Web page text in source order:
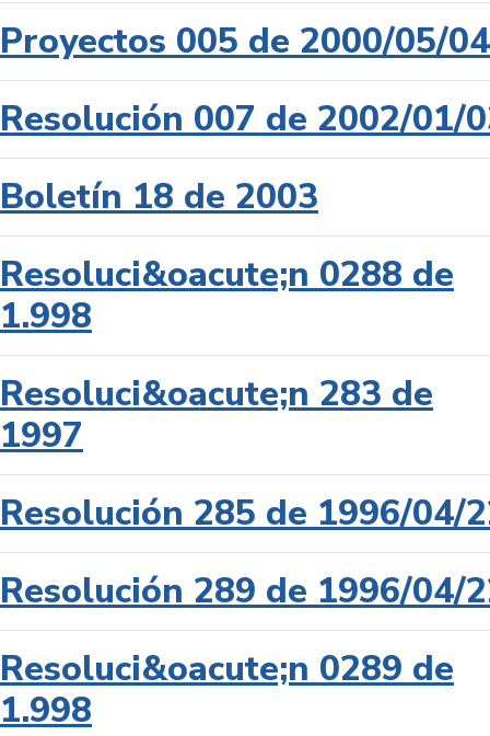
Proyectos 005 de 2000/05/04
Resolución 007 de 2002/01/
Boletín 18 de 2003
Resoluci&oacute;n 0288 de
1.998
Resoluci&oacute;n 283 de
1997
Resolución 285 de 1996/04/
Resolución 289 de 1996/04/
Resoluci&oacute;n 0289 de
1.998